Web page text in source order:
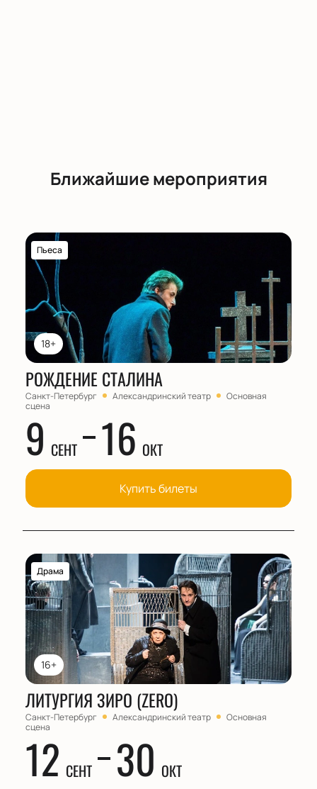
Ближайшие мероприятия
18+
Пьеса
РОЖДЕНИЕ СТАЛИНА
Санкт-Петербург Александринский театр
Основная
сцена
9 СЕНТ 16 ОКТ
Купить билеты
16+
Драма
ЛИТУРГИЯ ЗИРО (ZERO)
Санкт-Петербург Александринский театр
Основная
сцена
12 СЕНТ 30 ОКТ